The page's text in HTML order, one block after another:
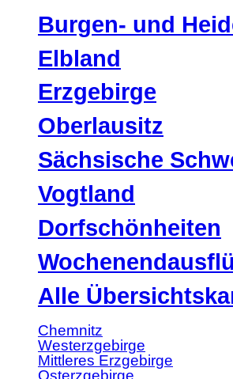
Burgen- und
Elbland
Erzgebirge
Oberlausitz
Sächsische
Vogtland
Dorfschönheiten
Alle
Chemnitz
Westerzgebirge
Mittleres Erzgebirge
Osterzgebirge